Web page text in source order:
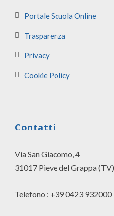
Portale Scuola Online
Trasparenza
Privacy
Cookie Policy
Contatti
Via San Giacomo, 4
31017 Pieve del Grappa (TV)
Telefono : +39 0423 932000